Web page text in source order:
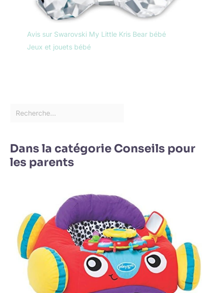
Avis sur Swarovski My Little Kris Bear bébé
Jeux et jouets bébé
Dans la catégorie Conseils pour
les parents